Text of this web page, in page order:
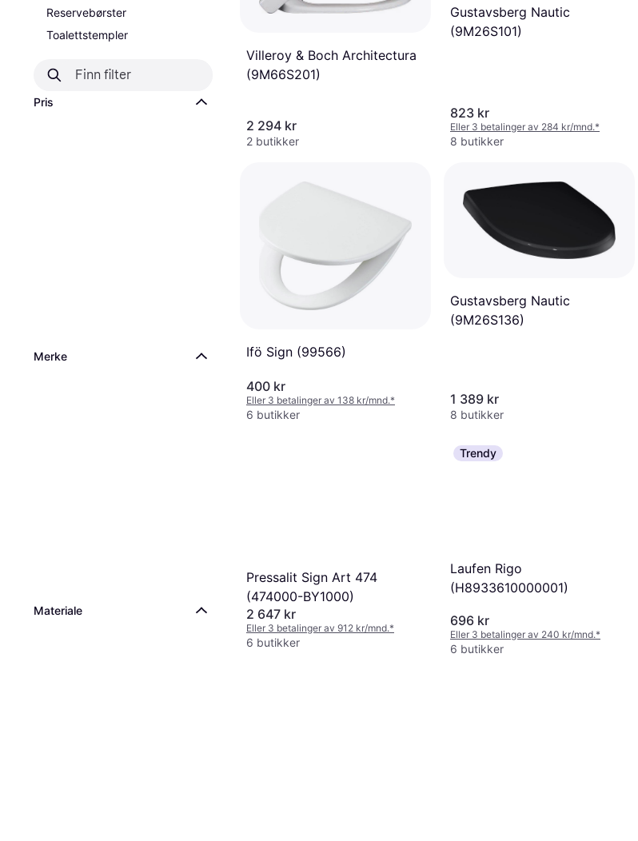
Reservebørster
Toalettstempler
Pris
Merke
Materiale
Villeroy & Boch Architectura
(9M66S201)
2 294 kr
2 butikker
Gustavsberg Nautic
(9M26S101)
823 kr
Eller 3 betalinger av 284 kr/mnd.*
8 butikker
Ifö Sign (99566)
400 kr
Eller 3 betalinger av 138 kr/mnd.*
6 butikker
Gustavsberg Nautic
(9M26S136)
1 389 kr
8 butikker
Pressalit Sign Art 474
(474000-BY1000)
2 647 kr
Eller 3 betalinger av 912 kr/mnd.*
6 butikker
Trendy
Laufen Rigo
(H8933610000001)
696 kr
Eller 3 betalinger av 240 kr/mnd.*
6 butikker